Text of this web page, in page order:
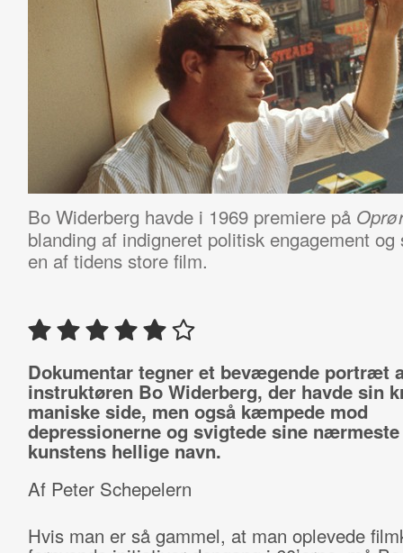
Bo Widerberg havde i 1969 premiere på
blanding af indigneret politisk engagement
en af tidens store film.
Dokumentar tegner et bevægende portræt
instruktøren Bo Widerberg, der havde sin
maniske side, men også kæmpede mod
depressionerne og svigtede sine
kunstens hellige navn.
Af Peter Schepelern
Hvis man er så gammel, at man oplevede